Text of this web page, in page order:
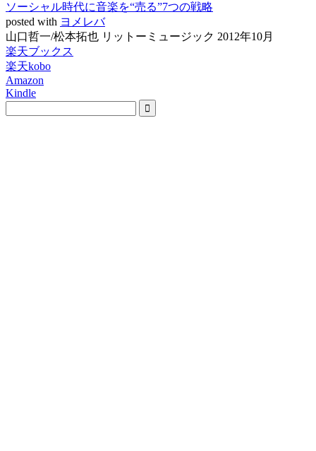
ソーシャル時代に音楽を“売る”7つの戦略
posted with ヨメレバ
山口哲一/松本拓也 リットーミュージック 2012年10月
楽天ブックス
楽天kobo
Amazon
Kindle